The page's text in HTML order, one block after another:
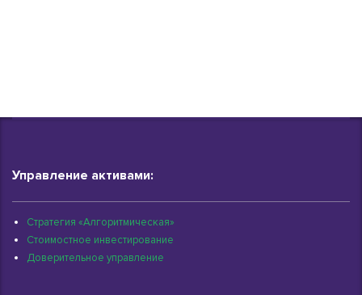
Управление активами:
Стратегия «Алгоритмическая»
Стоимостное инвестирование
Доверительное управление